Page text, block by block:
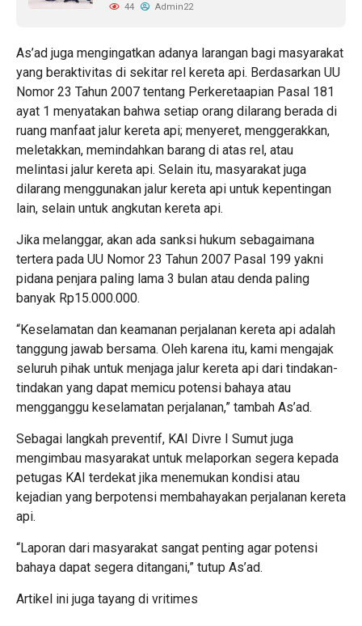
44 Admin22
As’ad juga mengingatkan adanya larangan bagi masyarakat
yang beraktivitas di sekitar rel kereta api. Berdasarkan UU
Nomor 23 Tahun 2007 tentang Perkeretaapian Pasal 181
ayat 1 menyatakan bahwa setiap orang dilarang berada di
ruang manfaat jalur kereta api; menyeret, menggerakkan,
meletakkan, memindahkan barang di atas rel, atau
melintasi jalur kereta api. Selain itu, masyarakat juga
dilarang menggunakan jalur kereta api untuk kepentingan
lain, selain untuk angkutan kereta api.
Jika melanggar, akan ada sanksi hukum sebagaimana
tertera pada UU Nomor 23 Tahun 2007 Pasal 199 yakni
pidana penjara paling lama 3 bulan atau denda paling
banyak Rp15.000.000.
“Keselamatan dan keamanan perjalanan kereta api adalah
tanggung jawab bersama. Oleh karena itu, kami mengajak
seluruh pihak untuk menjaga jalur kereta api dari tindakan-
tindakan yang dapat memicu potensi bahaya atau
mengganggu keselamatan perjalanan,” tambah As’ad.
Sebagai langkah preventif, KAI Divre I Sumut juga
mengimbau masyarakat untuk melaporkan segera kepada
petugas KAI terdekat jika menemukan kondisi atau
kejadian yang berpotensi membahayakan perjalanan kereta
api.
“Laporan dari masyarakat sangat penting agar potensi
bahaya dapat segera ditangani,” tutup As’ad.
Artikel ini juga tayang di vritimes